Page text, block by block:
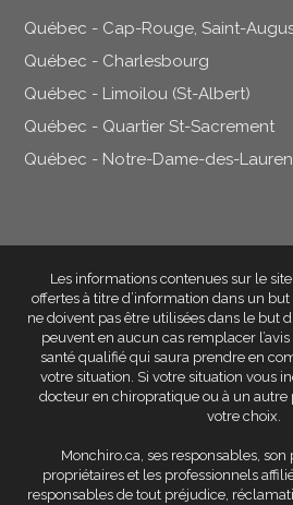
Québec - Cap-Rouge, Saint-
Québec - Charlesbourg
Québec - Limoilou (St-Albert)
Québec - Quartier St-Sacrement
Québec - Notre-Dame-des-
Les informations contenues sur le
offertes à titre d’information dans un
ne doivent pas être utilisées dans le but
peuvent en aucun cas remplacer
santé qualifié qui saura prendre en
votre situation. Si votre situation vous
docteur en chiropratique ou à un
votre choix.
Monchiro.ca, ses responsables, son
propriétaires et les professionnels
responsables de tout préjudice,